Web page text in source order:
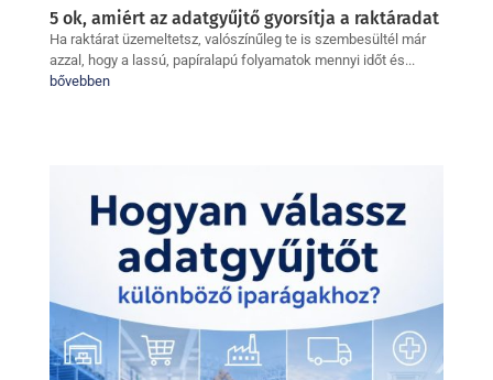
5 ok, amiért az adatgyűjtő gyorsítja a raktáradat
Ha raktárat üzemeltetsz, valószínűleg te is szembesültél már
azzal, hogy a lassú, papíralapú folyamatok mennyi időt és...
bővebben